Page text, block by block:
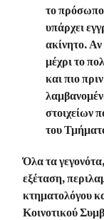
το
υπάρχει
ακίνητο. Αν
μέχρι το
και πιο
στοιχείων
του
Όλα τα
εξέταση,
κτηματολόγου
Κοινοτικού